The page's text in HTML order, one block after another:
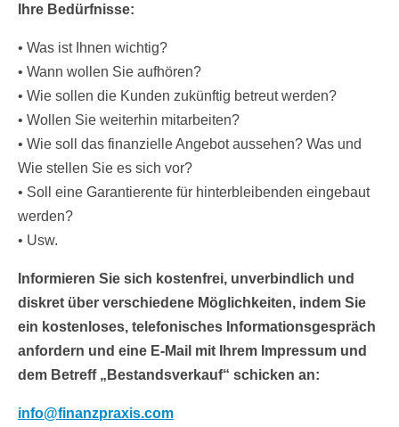
Ihre Bedürfnisse:
• Was ist Ihnen wichtig?
• Wann wollen Sie aufhören?
• Wie sollen die Kunden zukünftig betreut werden?
• Wollen Sie weiterhin mitarbeiten?
• Wie soll das finanzielle Angebot aussehen? Was und
Wie stellen Sie es sich vor?
• Soll eine Garantierente für hinterbleibenden eingebaut
werden?
• Usw.
Informieren Sie sich kostenfrei, unverbindlich und
diskret über verschiedene Möglichkeiten, indem Sie
ein kostenloses, telefonisches Informationsgespräch
anfordern und eine E-Mail mit Ihrem Impressum und
dem Betreff „Bestandsverkauf“ schicken an:
info@finanzpraxis.com